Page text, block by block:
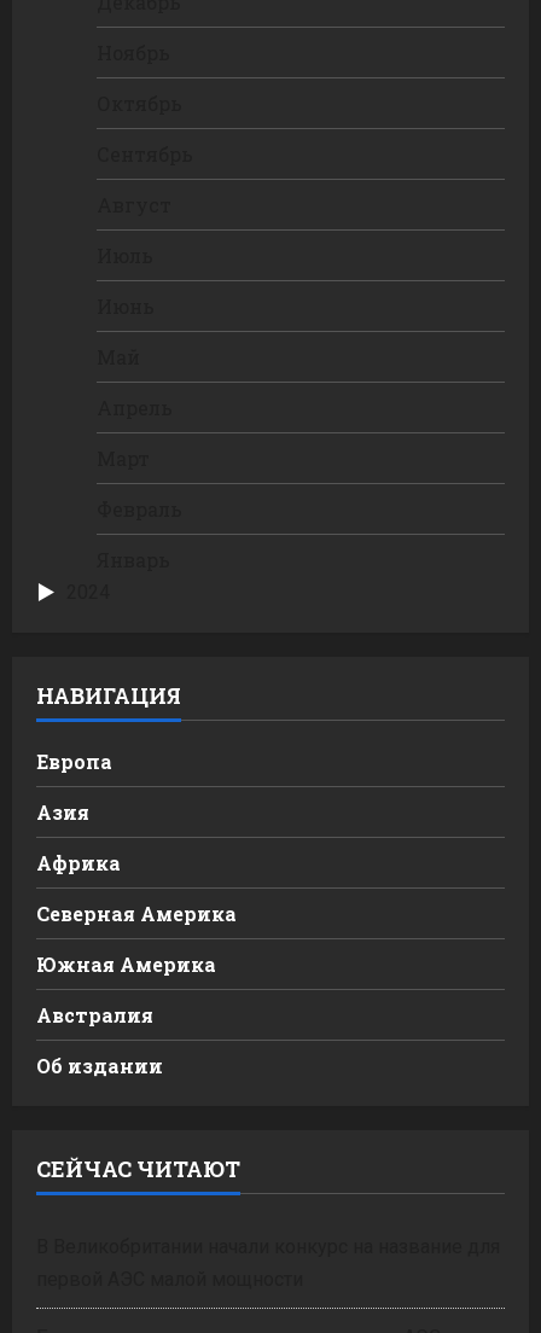
НАВИГАЦИЯ
Европа
Азия
Африка
Северная Америка
Южная Америка
Австралия
Об издании
СЕЙЧАС ЧИТАЮТ